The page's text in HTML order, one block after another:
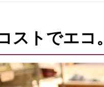
ストでエコ。